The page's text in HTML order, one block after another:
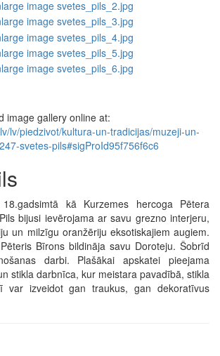
image gallery online at:
lv/piedzivot/kultura-un-tradicijas/muzeji-un-
svetes-pils#sigProId95f756f6c6
kā Kurzemes hercoga Pētera
bijusi ievērojama ar savu grezno interjeru,
un milzīgu oranžēriju eksotiskajiem augiem.
Bīrons bildināja savu Doroteju. Šobrīd
darbi. Plašākai apskatei pieejama
stikla darbnīca, kur meistara pavadībā, stikla
var izveidot gan traukus, gan dekoratīvus